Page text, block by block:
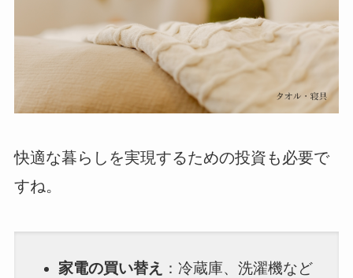
快適な暮らしを実現するための投資も必要で
すね。
家電の買い替え
：冷蔵庫、洗濯機など